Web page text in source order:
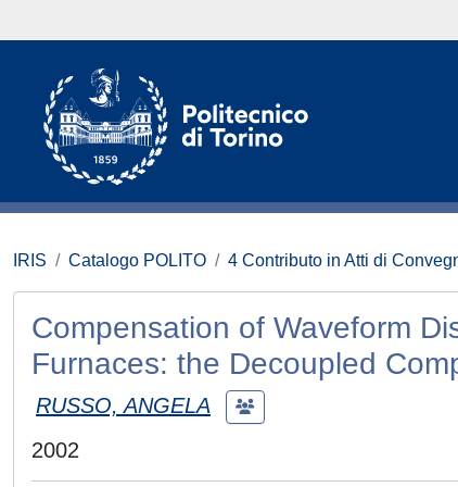
IRIS Catalogo POLITO 4 Contributo in Atti di
Compensation of Waveform
Furnaces: the Decoupled
RUSSO, ANGELA
2002